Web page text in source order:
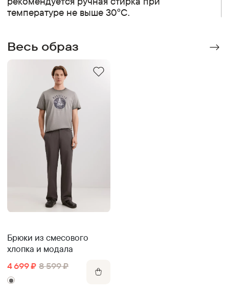
температуре не выше 30°C.
Весь образ
Брюки из смесового
хлопка и модала
4 699 ₽ 8 599 ₽